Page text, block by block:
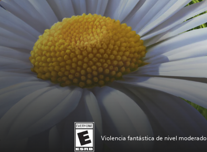
Violencia fantástica de nivel moderado